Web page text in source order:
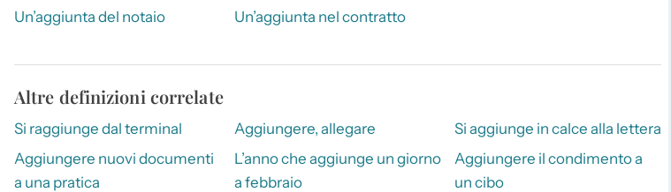
Un’aggiunta del notaio Un’aggiunta nel contratto
Altre definizioni correlate
Si raggiunge dal terminal Aggiungere, allegare
Si aggiunge in calce alla lettera
Aggiungere nuovi documenti
a una pratica
L’anno che aggiunge un giorno
a febbraio
Aggiungere il condimento a
un cibo